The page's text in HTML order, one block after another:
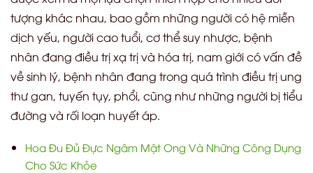
tượng khác nhau, bao gồm những người có hệ miễn
dịch yếu, người cao tuổi, cơ thể suy nhược, bệnh
nhân đang điều trị xạ trị và hóa trị, nam giới có vấn đề
về sinh lý, bệnh nhân đang trong quá trình điều trị ung
thư gan, tuyến tụy, phổi, cũng như những người bị tiểu
đường và rối loạn huyết áp.
Hoa Đu Đủ Đực Ngâm Mật Ong Và Những Công Dụng
Cho Sức Khỏe